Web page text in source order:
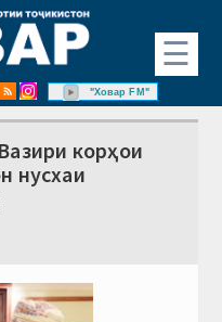
☰
"Ховар FM"
корҳои
нусхаи